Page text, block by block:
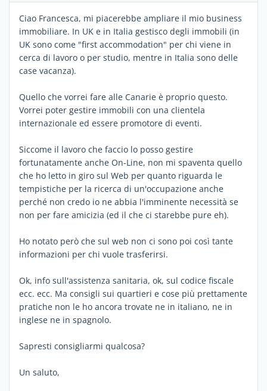
Ciao Francesca, mi piacerebbe ampliare il mio business
immobiliare. In UK e in Italia gestisco degli immobili (in
UK sono come "first accommodation" per chi viene in
cerca di lavoro o per studio, mentre in Italia sono delle
case vacanza).
Quello che vorrei fare alle Canarie è proprio questo.
Vorrei poter gestire immobili con una clientela
internazionale ed essere promotore di eventi.
Siccome il lavoro che faccio lo posso gestire
fortunatamente anche On-Line, non mi spaventa quello
che ho letto in giro sul Web per quanto riguarda le
tempistiche per la ricerca di un'occupazione anche
perché non credo io ne abbia l'imminente necessità se
non per fare amicizia (ed il che ci starebbe pure eh).
Ho notato però che sul web non ci sono poi così tante
informazioni per chi vuole trasferirsi.
Ok, info sull'assistenza sanitaria, ok, sul codice fiscale
ecc. ecc. Ma consigli sui quartieri e cose più prettamente
pratiche non le ho ancora trovate ne in italiano, ne in
inglese ne in spagnolo.
Sapresti consigliarmi qualcosa?
Un saluto,